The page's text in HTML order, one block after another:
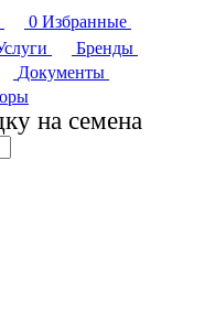
0 Избранные
Бренды
Документы
на семена